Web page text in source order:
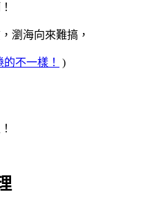
瀏海向來難搞，
不一樣！ )